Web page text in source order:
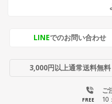
LINEでのお問い合わせ
3,000円以上通常送料無料
ご
FREE 10